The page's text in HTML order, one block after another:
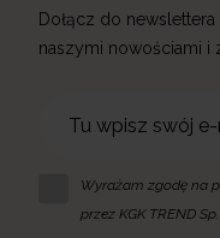
Dołącz do
naszymi nowościami i
Wyrażam zgodę na
przez KGK TREND